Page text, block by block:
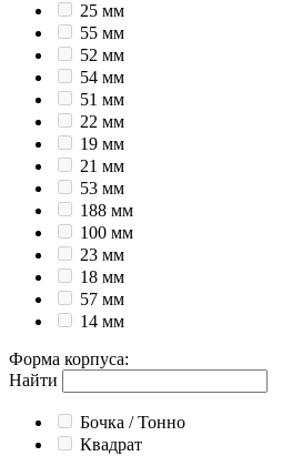
25 мм
55 мм
52 мм
54 мм
51 мм
22 мм
19 мм
21 мм
53 мм
188 мм
100 мм
23 мм
18 мм
57 мм
14 мм
Форма корпуса:
Найти
Бочка / Тонно
Квадрат